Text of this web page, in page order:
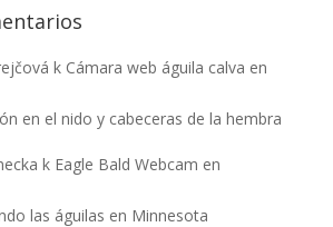
k Cámara web águila calva en
en el nido y cabeceras de la hembra
k Eagle Bald Webcam en
las águilas en Minnesota